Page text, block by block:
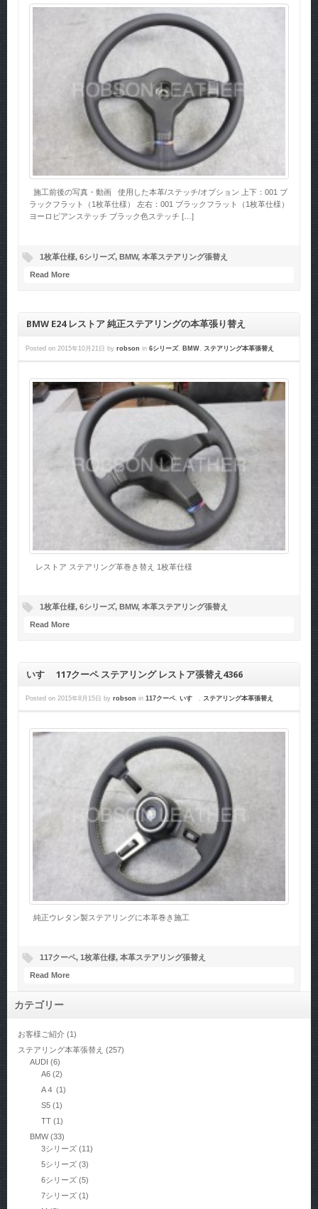
施工前後の写真・動画 使用した本革/ステッチ/オプション 上下：001 ブ
ラックフラット（1枚革仕様） 左右：001 ブラックフラット（1枚革仕様）
ヨーロピアンステッチ ブラック色ステッチ […]
1枚革仕様, 6シリーズ, BMW, 本革ステアリング張替え
Read More
BMW E24 レストア 純正ステアリングの本革張り替え
Posted on 2015年10月21日 by robson in 6シリーズ, BMW ステアリング本革張替え
レストア ステアリング革巻き替え 1枚革仕様
1枚革仕様, 6シリーズ, BMW, 本革ステアリング張替え
Read More
いすゞ 117クーペ ステアリング レストア張替え4366
Posted on 2015年8月15日 by robson in 117クーペ, いすゞ , ステアリング本革張替え
純正ウレタン製ステアリングに本革巻き施工
117クーペ, 1枚革仕様, 本革ステアリング張替え
Read More
カテゴリー
お客様ご紹介 (1)
ステアリング本革張替え (257)
AUDI (6)
A6 (2)
A４ (1)
S5 (1)
TT (1)
BMW(33)
3シリーズ (11)
5シリーズ (3)
6シリーズ (5)
7シリーズ (1)